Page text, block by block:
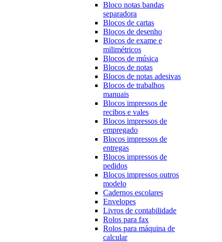
Bloco notas bandas
separadora
Blocos de cartas
Blocos de desenho
Blocos de exame e
milimétricos
Blocos de música
Blocos de notas
Blocos de notas adesivas
Blocos de trabalhos
manuais
Blocos impressos de
recibos e vales
Blocos impressos de
empregado
Blocos impressos de
entregas
Blocos impressos de
pedidos
Blocos impressos outros
modelo
Cadernos escolares
Envelopes
Livros de contabilidade
Rolos para fax
Rolos para máquina de
calcular